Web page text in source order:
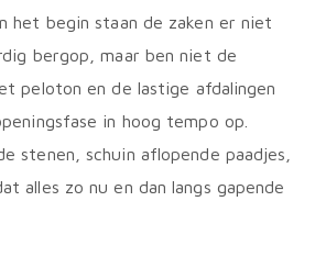
het begin staan de zaken er niet
bergop, maar ben niet de
peloton en de lastige afdalingen
in hoog tempo op.
stenen, schuin aflopende paadjes,
alles zo nu en dan langs gapende